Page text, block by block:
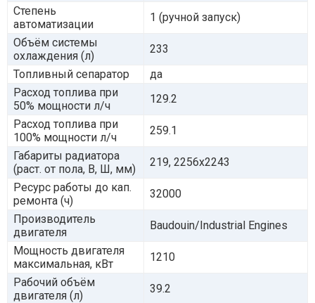
Степень
автоматизации
1 (ручной запуск)
Объём системы
охлаждения (л)
233
Топливный сепаратор
да
Расход топлива при
50% мощности л/ч
129.2
Расход топлива при
100% мощности л/ч
259.1
Габариты радиатора
(раст. от пола, В, Ш, мм)
219, 2256x2243
Ресурс работы до кап.
ремонта (ч)
32000
Производитель
двигателя
Baudouin/Industrial Engines
Мощность двигателя
максимальная, кВт
1210
Рабочий объём
двигателя (л)
39.2